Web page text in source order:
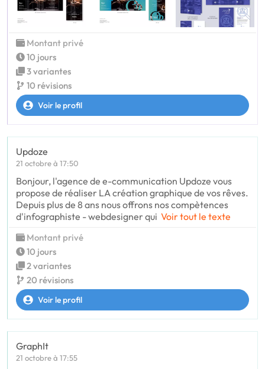
Montant privé
10 jours
3 variantes
10 révisions
Voir le profil
Updoze
21 octobre à 17:50
Bonjour, l'agence de e-communication Updoze vous
propose de réaliser LA création graphique de vos rêves.
Depuis plus de 8 ans nous offrons nos compètences
d'infographiste - webdesigner qui Voir tout le texte
Montant privé
10 jours
2 variantes
20 révisions
Voir le profil
GraphIt
21 octobre à 17:55